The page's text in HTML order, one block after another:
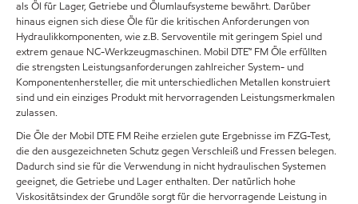
als Öl für Lager, Getriebe und Ölumlaufsysteme bewährt. Darüber
hinaus eignen sich diese Öle für die kritischen Anforderungen von
Hydraulikkomponenten, wie z.B. Servoventile mit geringem Spiel und
extrem genaue NC-Werkzeugmaschinen. Mobil DTE™ FM Öle erfüllten
die strengsten Leistungsanforderungen zahlreicher System- und
Komponentenhersteller, die mit unterschiedlichen Metallen konstruiert
sind und ein einziges Produkt mit hervorragenden Leistungsmerkmalen
zulassen.
Die Öle der Mobil DTE FM Reihe erzielen gute Ergebnisse im FZG-Test,
die den ausgezeichneten Schutz gegen Verschleiß und Fressen belegen.
Dadurch sind sie für die Verwendung in nicht hydraulischen Systemen
geeignet, die Getriebe und Lager enthalten. Der natürlich hohe
Viskositätsindex der Grundöle sorgt für die hervorragende Leistung in